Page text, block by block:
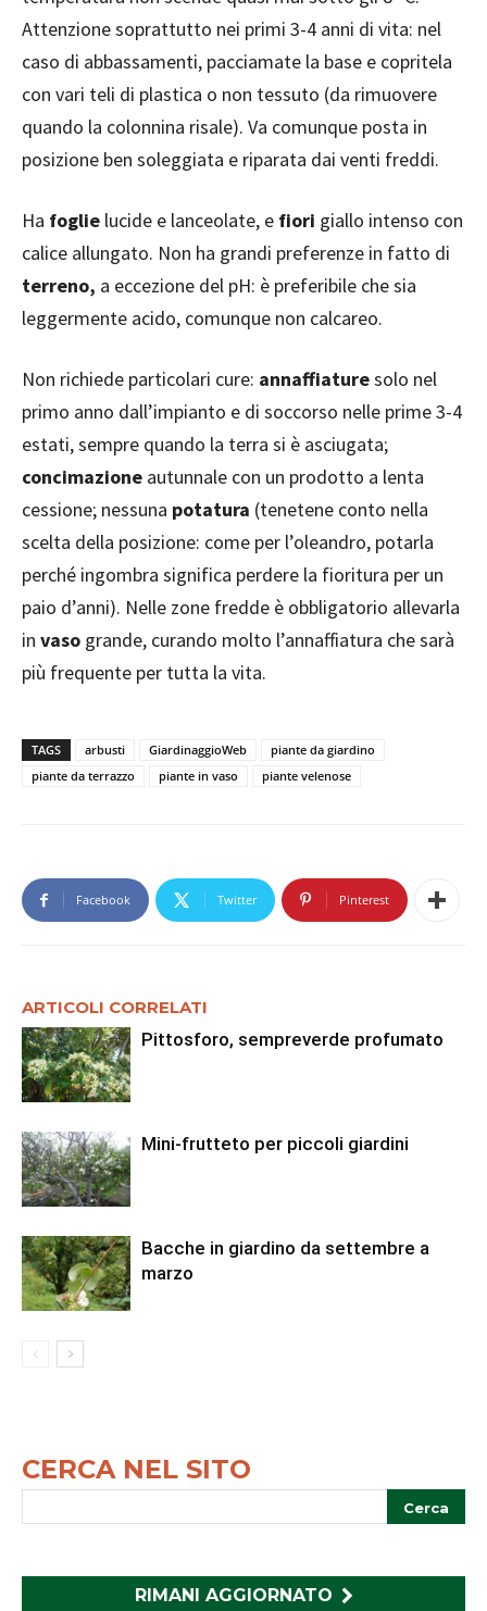
Attenzione soprattutto nei primi 3-4 anni di vita: nel
caso di abbassamenti, pacciamate la base e copritela
con vari teli di plastica o non tessuto (da rimuovere
quando la colonnina risale). Va comunque posta in
posizione ben soleggiata e riparata dai venti freddi.
Ha foglie lucide e lanceolate, e fiori giallo intenso con
calice allungato. Non ha grandi preferenze in fatto di
terreno, a eccezione del pH: è preferibile che sia
leggermente acido, comunque non calcareo.
Non richiede particolari cure: annaffiaturesolo nel
primo anno dall’impianto e di soccorso nelle prime 3-4
estati, sempre quando la terra si è asciugata;
concimazione autunnale con un prodotto a lenta
cessione; nessuna potatura (tenetene conto nella
scelta della posizione: come per l’oleandro, potarla
perché ingombra significa perdere la fioritura per un
paio d’anni). Nelle zone fredde è obbligatorio allevarla
in vaso grande, curando molto l’annaffiatura che sarà
più frequente per tutta la vita.
TAGS arbusti GiardinaggioWeb
piante da giardino
piante da terrazzo
piante in vaso piante velenose
Facebook Twitter Pinterest
ARTICOLI CORRELATI
Pittosforo, sempreverde profumato
Mini-frutteto per piccoli giardini
Bacche in giardino da settembre a
marzo
CERCA NEL SITO
RIMANI AGGIORNATO